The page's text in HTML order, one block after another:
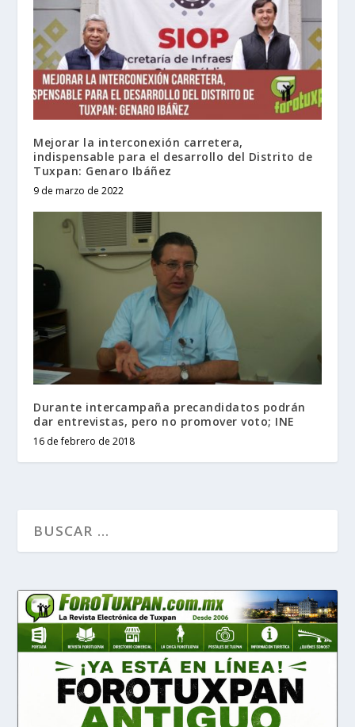
Mejorar la interconexión carretera,
indispensable para el desarrollo del Distrito de
Tuxpan: Genaro Ibáñez
9 de marzo de 2022
Durante intercampaña precandidatos podrán
dar entrevistas, pero no promover voto; INE
16 de febrero de 2018